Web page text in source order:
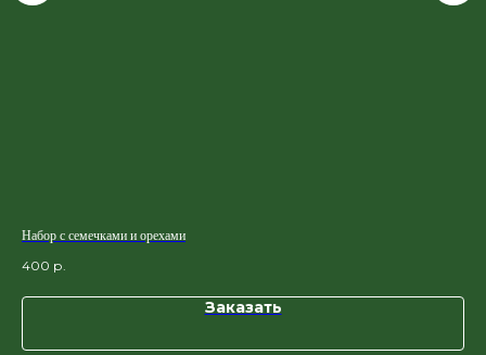
Набор с семечками и орехами
400 р.
Заказать